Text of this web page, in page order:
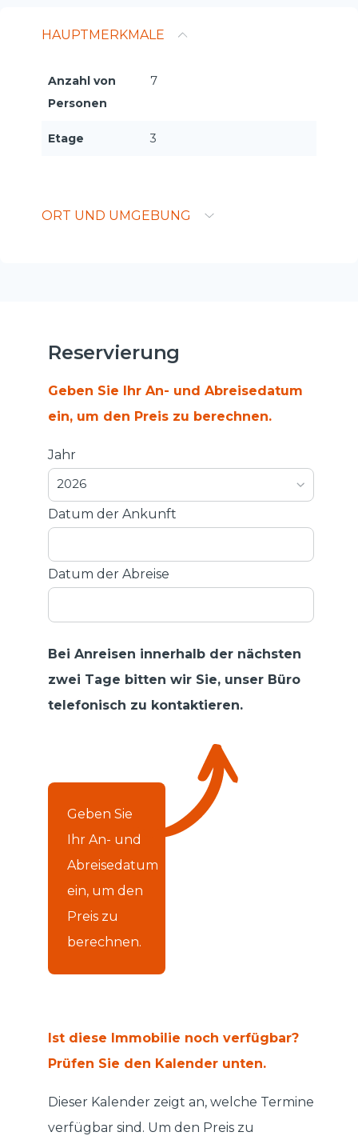
HAUPTMERKMALE
Anzahl von
Personen
7
Etage 3
ORT UND UMGEBUNG
Reservierung
Geben Sie Ihr An- und Abreisedatum
ein, um den Preis zu berechnen.
Jahr
2026
Datum der Ankunft
Datum der Abreise
Bei Anreisen innerhalb der nächsten
zwei Tage bitten wir Sie, unser Büro
telefonisch zu kontaktieren.
Geben Sie
Ihr An- und
Abreisedatum
ein, um den
Preis zu
berechnen.
Ist diese Immobilie noch verfügbar?
Prüfen Sie den Kalender unten.
Dieser Kalender zeigt an, welche Termine
verfügbar sind. Um den Preis zu